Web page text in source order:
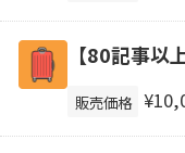
【80記事以
販売価格